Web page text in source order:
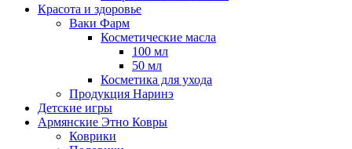
Красота и здоровье
Ваки Фарм
Косметические масла
100 мл
50 мл
Косметика для ухода
Продукция Наринэ
Детские игры
Армянские Этно Ковры
Коврики